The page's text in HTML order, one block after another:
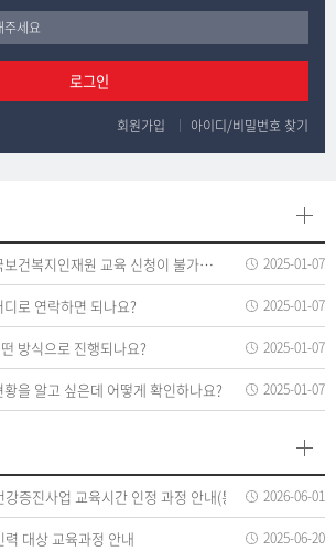
로그인
회원가입 아이디/비밀번호 찾기
미결제 내역이 있어 한국보건복지인재원 교육 신청이 불가하다는 안내가 뜨는데 어떻게 해야 하나요? 2025-01-07
로 연락하면 되나요? 2025-01-07
방식으로 진행되나요? 2025-01-07
을 알고 싶은데 어떻게 확인하나요? 2025-01-07
증진사업 교육시간 인정 과정 안내(통합) 2026-06-01
대상 교육과정 안내 2025-06-20